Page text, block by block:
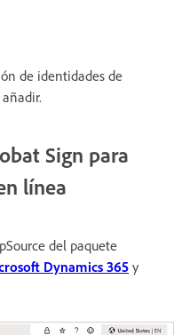
de identidades de
Sign para
línea
del paquete
Dynamics 365 y